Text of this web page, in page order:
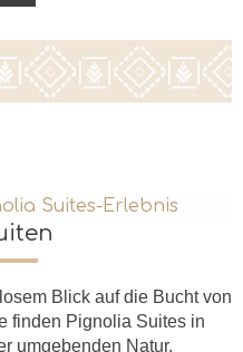
Suites-Erlebnis
Blick auf die Bucht von
finden Pignolia Suites in
umgebenden Natur.